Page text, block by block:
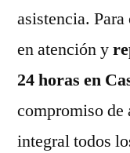
asistencia.
en atención y
24 horas en
compromiso de
integral todos